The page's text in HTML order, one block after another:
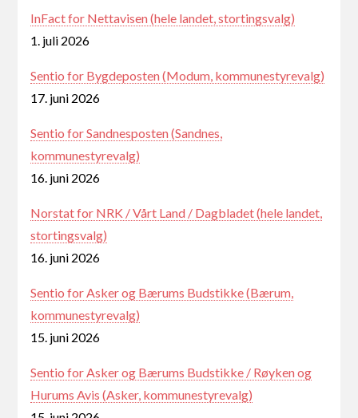
InFact for Nettavisen (hele landet, stortingsvalg)
1. juli 2026
Sentio for Bygdeposten (Modum, kommunestyrevalg)
17. juni 2026
Sentio for Sandnesposten (Sandnes,
kommunestyrevalg)
16. juni 2026
Norstat for NRK / Vårt Land / Dagbladet (hele landet,
stortingsvalg)
16. juni 2026
Sentio for Asker og Bærums Budstikke (Bærum,
kommunestyrevalg)
15. juni 2026
Sentio for Asker og Bærums Budstikke / Røyken og
Hurums Avis (Asker, kommunestyrevalg)